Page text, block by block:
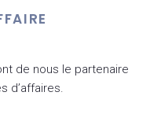
de nous le partenaire
d’affaires.